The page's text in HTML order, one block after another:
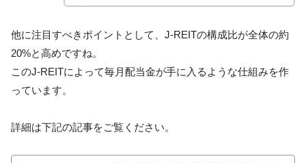
他に注目すべきポイントとして、J-REITの構成比が全体の約
20%と高めですね。
このJ-REITによって毎月配当金が手に入るような仕組みを作
っています。
詳細は下記の記事をご覧ください。